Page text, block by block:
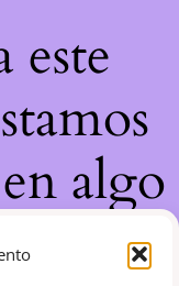
este
algo